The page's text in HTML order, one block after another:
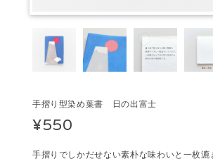
手摺り型染め葉書 日の出富士
¥550
手摺りでしかだせない素朴な味わいと一枚漉